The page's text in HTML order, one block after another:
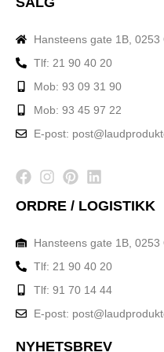
Hansteens gate 1B, 0253
Tlf: 21 90 40 20
Mob: 93 09 31 90
Mob: 93 45 97 22
E-post:
ORDRE / LOGISTIKK
Hansteens gate 1B, 0253
Tlf: 21 90 40 20
Tlf: 91 70 14 44
E-post:
NYHETSBREV